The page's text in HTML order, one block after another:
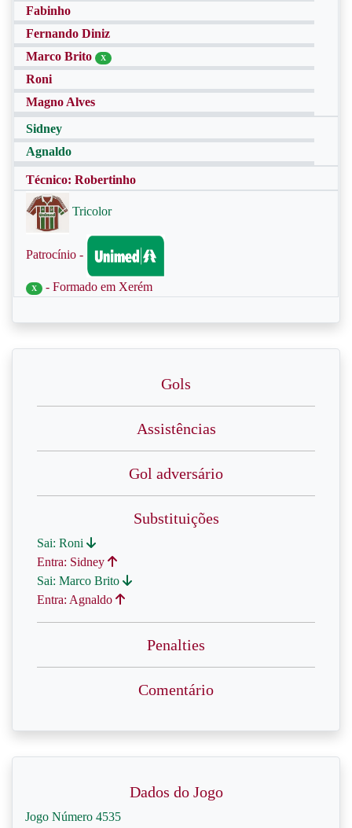
Fabinho
Fernando Diniz
Marco Brito
X
Roni
Magno Alves
Sidney
Agnaldo
Técnico: Robertinho
Tricolor
Patrocínio -
X - Formado em Xerém
Gols
Assistências
Gol adversário
Substituições
Sai: Roni
Entra: Sidney
Sai: Marco Brito
Entra: Agnaldo
Penalties
Comentário
Dados do Jogo
Jogo Número 4535